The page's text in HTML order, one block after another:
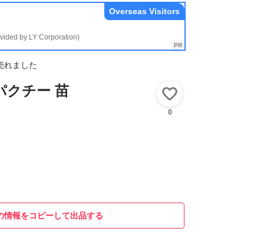
by LY Corporation)
Overseas Visitors
れました
クチー 苗
0
情報をコピーして出品する